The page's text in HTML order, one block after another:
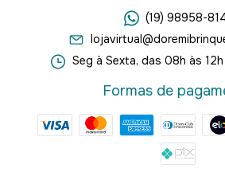
(19) 98958-
Seg à Sexta, das 08h às
Formas de